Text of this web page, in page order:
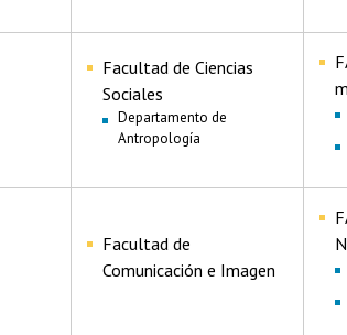
Facultad de Ciencias
Sociales
Departamento de
Antropología
Facultad de
Comunicación e Imagen